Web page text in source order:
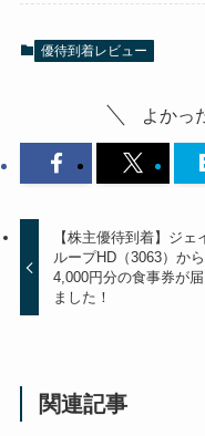
優待到着レビュー
よかっ
【株主優待到着】ジェ
ループHD（3063）から
4,000円分の食事券が届
ました！
関連記事